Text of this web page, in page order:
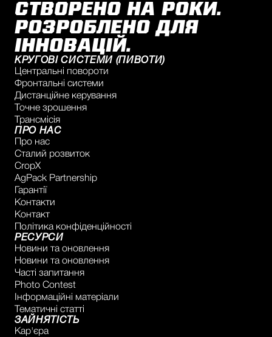
СТВОРЕНО НА РОКИ.
РОЗРОБЛЕНО ДЛЯ
ІННОВАЦІЙ.
КРУГОВІ СИСТЕМИ (ПИВОТИ)
Центральні повороти
Фронтальні системи
Дистанційне керування
Точне зрошення
Трансмісія
ПРО НАС
Про нас
Сталий розвиток
CropX
AgPack Partnership
Гарантії
Контакти
Контакт
Політика конфіденційності
РЕСУРСИ
Новини та оновлення
Новини та оновлення
Часті запитання
Photo Contest
Інформаційні матеріали
Тематичні статті
ЗАЙНЯТІСТЬ
Кар'єра